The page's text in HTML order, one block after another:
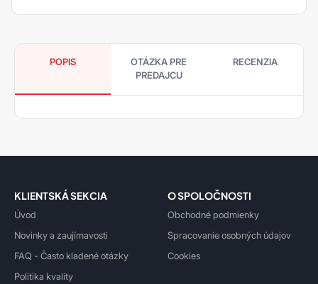
POPIS
OTÁZKA PRE
PREDAJCU
RECENZIA
KLIENTSKÁ SEKCIA
Úvod
Novinky a zaujímavosti
FAQ - Často kladené otázky
Politika kvality
O SPOLOČNOSTI
Obchodné podmienky
Spracovanie osobných údajov
Cookies